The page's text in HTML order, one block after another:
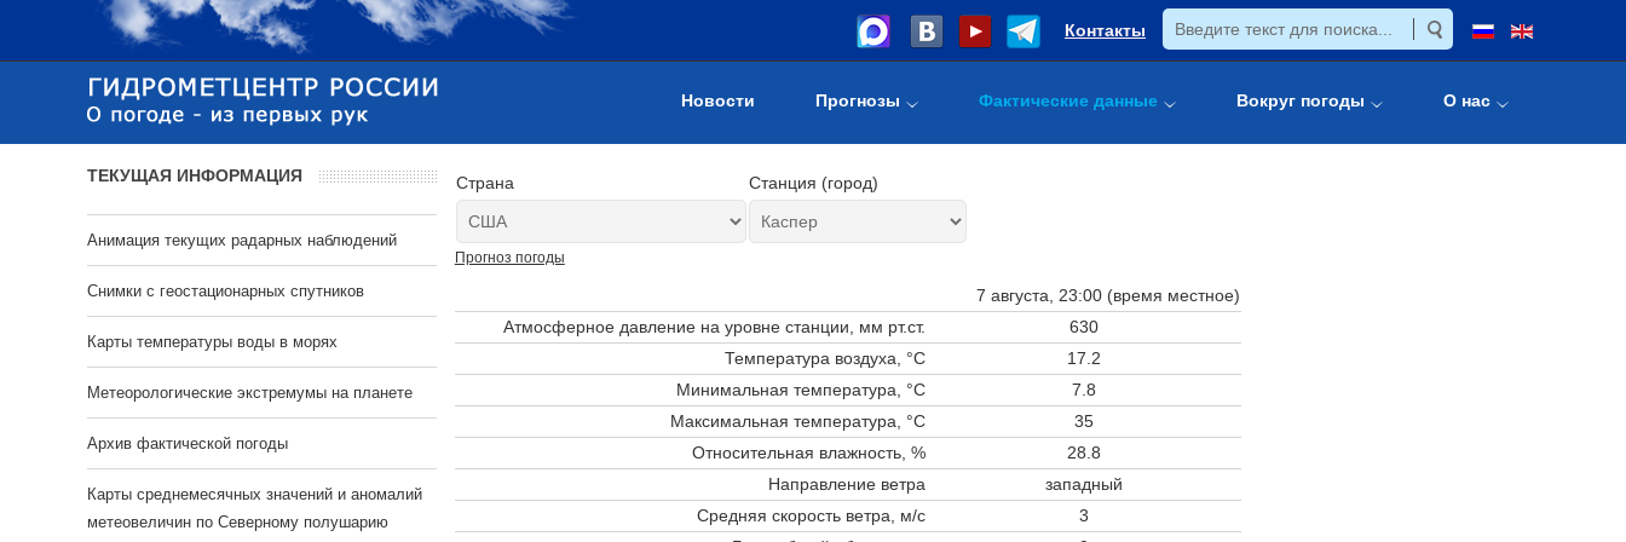
Контакты
Новости Прогнозы Фактические данные Вокруг погоды О нас
Страна Станция (город)
Прогноз погоды
7 августа, 23:00 (время местное)
Атмосферное давление на уровне станции, мм рт.ст.
630
Температура воздуха, °C
17.2
Минимальная температура, °C
7.8
Максимальная температура, °C
35
Относительная влажность, %
28.8
Направление ветра
западный
Средняя скорость ветра, м/с
3
ТЕКУЩАЯ ИНФОРМАЦИЯ
Анимация текущих радарных наблюдений
Cнимки с геостационарных спутников
Карты температуры воды в морях
Метеорологические экстремумы на планете
Архив фактической погоды
Карты среднемесячных значений и аномалий
метеовеличин по Северному полушарию